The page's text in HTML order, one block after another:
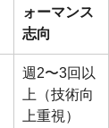
ォーマンス
志向
週2〜3回以
上（技術向
上重視）